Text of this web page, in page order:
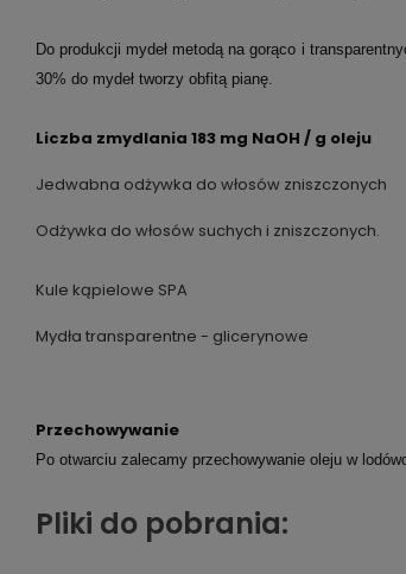
Do produkcji mydeł metodą na gorąco i
30% do mydeł tworzy obfitą pianę.
Liczba zmydlania 183 mg NaOH / g oleju
Jedwabna odżywka do włosów zniszczonych
Odżywka do włosów suchych i zniszczonych.
Kule kąpielowe SPA
Mydła transparentne - glicerynowe
Przechowywanie
Po otwarciu zalecamy przechowywanie oleju w
Pliki do pobrania: